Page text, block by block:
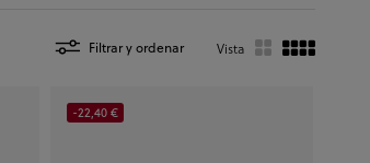
Filtrar y ordenar Vista
-22,40 €